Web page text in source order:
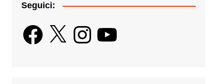
Seguici:
Facebook
X InstagramYouTube